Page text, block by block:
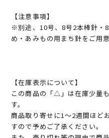
【注意事項】
※別途、10号、8号2本棒針・
め・あみもの用まち針をご用意
【在庫表示について】
この商品の「△」は在庫少量
す。
商品取り寄せに1～2週間ほど
すので予めご了承ください。